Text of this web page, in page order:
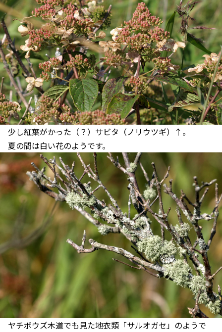
少し紅葉がかった（？）サビタ（ノリウツギ）↑。
夏の間は白い花のようです。
ヤチボウズ木道でも見た地衣類「サルオガセ」のようで